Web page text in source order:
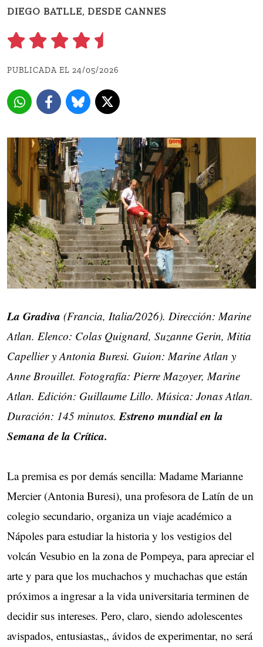
DIEGO BATLLE, DESDE CANNES
PUBLICADA EL 24/05/2026
La Gradiva (Francia, Italia/2026). Dirección: Marine
Atlan. Elenco: Colas Quignard, Suzanne Gerin, Mitia
Capellier y Antonia Buresi. Guion: Marine Atlan y
Anne Brouillet. Fotografía: Pierre Mazoyer, Marine
Atlan. Edición: Guillaume Lillo. Música: Jonas Atlan.
Duración: 145 minutos. Estreno mundial en la
Semana de la Crítica.
La premisa es por demás sencilla: Madame Marianne
Mercier (Antonia Buresi), una profesora de Latín de un
colegio secundario, organiza un viaje académico a
Nápoles para estudiar la historia y los vestigios del
volcán Vesubio en la zona de Pompeya, para apreciar el
arte y para que los muchachos y muchachas que están
próximos a ingresar a la vida universitaria terminen de
decidir sus intereses. Pero, claro, siendo adolescentes
avispados, entusiastas,, ávidos de experimentar, no será